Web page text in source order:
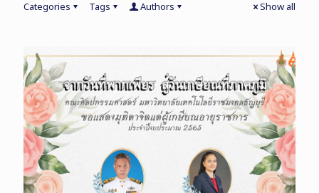
Categories Tags Authors Show all